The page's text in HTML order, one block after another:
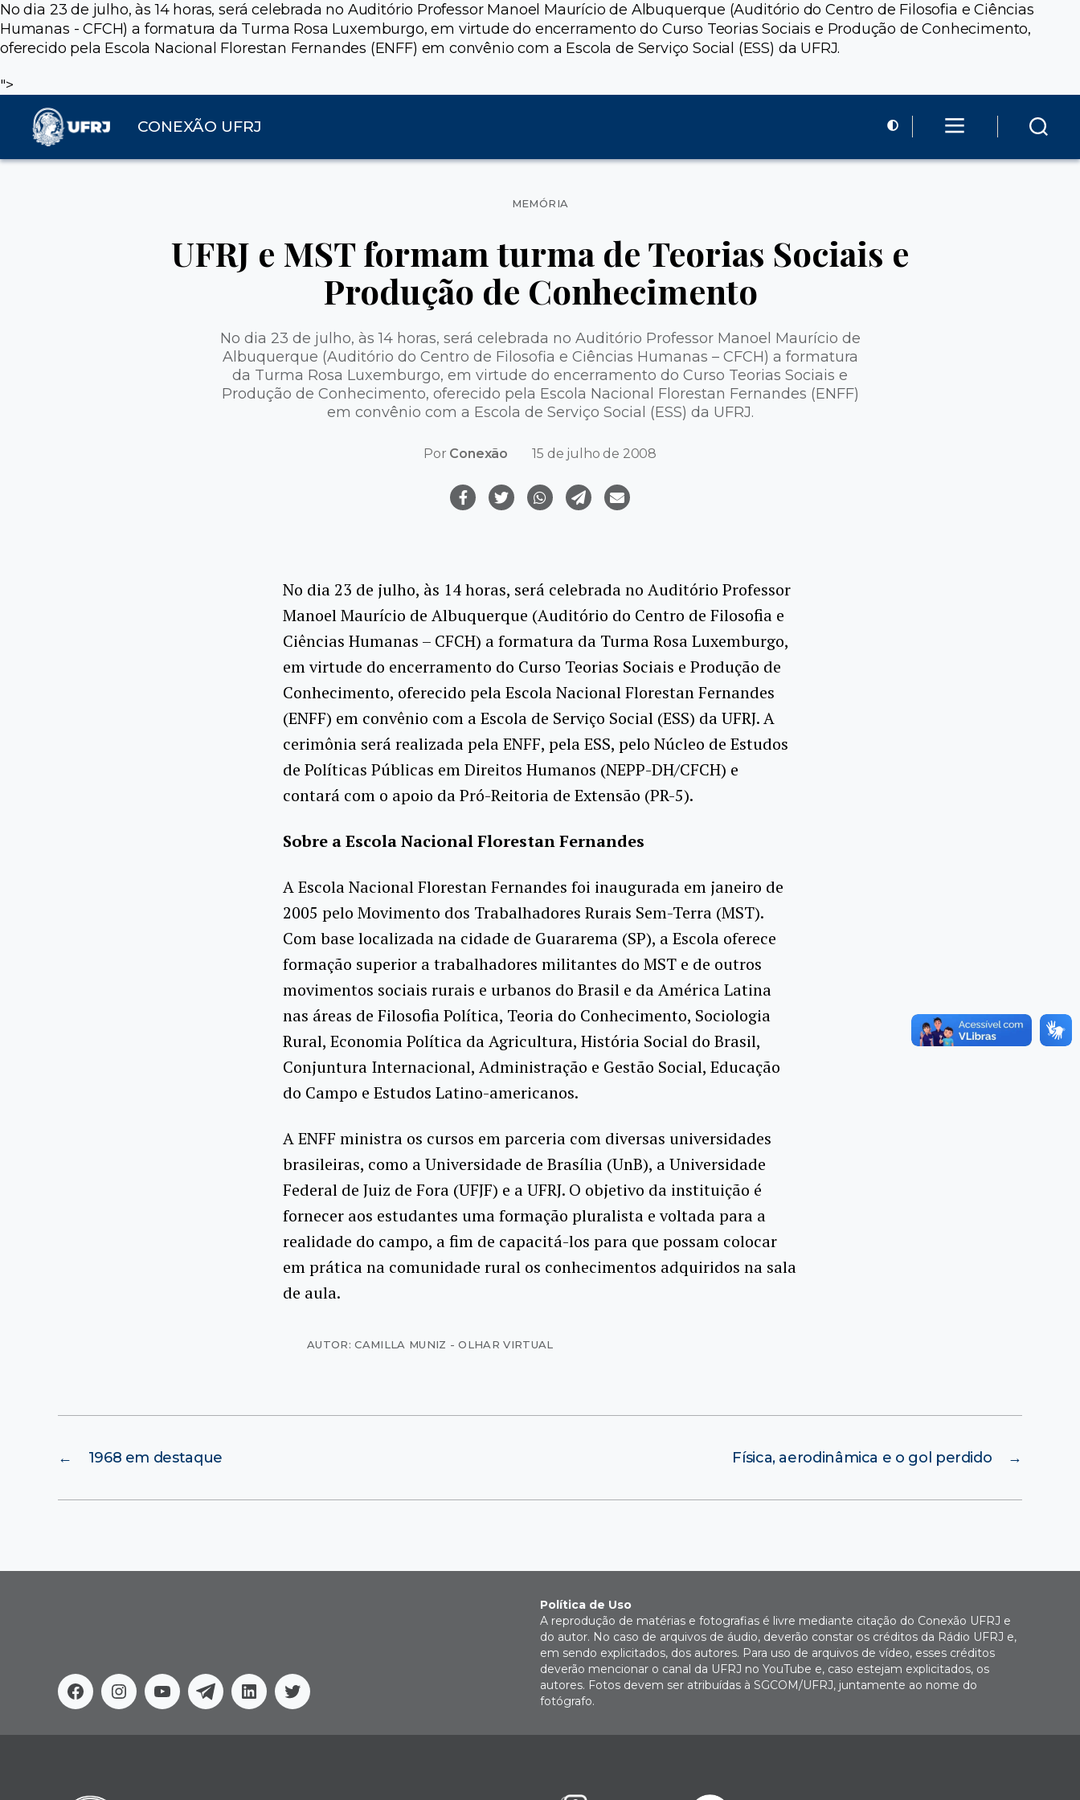
No dia 23 de julho, às 14 horas, será celebrada no Auditório Professor Manoel Maurício de Albuquerque (Auditório do Centro de Filosofia e Ciências
Humanas - CFCH) a formatura da Turma Rosa Luxemburgo, em virtude do encerramento do Curso Teorias Sociais e Produção de Conhecimento,
oferecido pela Escola Nacional Florestan Fernandes (ENFF) em convênio com a Escola de Serviço Social (ESS) da UFRJ.
">
CONEXÃO UFRJ
Categorias
MEMÓRIA
UFRJ e MST formam turma de Teorias Sociais e
Produção de Conhecimento
No dia 23 de julho, às 14 horas, será celebrada no Auditório Professor Manoel Maurício de
Albuquerque (Auditório do Centro de Filosofia e Ciências Humanas – CFCH) a formatura
da Turma Rosa Luxemburgo, em virtude do encerramento do Curso Teorias Sociais e
Produção de Conhecimento, oferecido pela Escola Nacional Florestan Fernandes (ENFF)
em convênio com a Escola de Serviço Social (ESS) da UFRJ.
Por Conexão 15 de julho de 2008
No dia 23 de julho, às 14 horas, será celebrada no Auditório Professor
Manoel Maurício de Albuquerque (Auditório do Centro de Filosofia e
Ciências Humanas – CFCH) a formatura da Turma Rosa Luxemburgo,
em virtude do encerramento do Curso Teorias Sociais e Produção de
Conhecimento, oferecido pela Escola Nacional Florestan Fernandes
(ENFF) em convênio com a Escola de Serviço Social (ESS) da UFRJ. A
cerimônia será realizada pela ENFF, pela ESS, pelo Núcleo de Estudos
de Políticas Públicas em Direitos Humanos (NEPP-DH/CFCH) e
contará com o apoio da Pró-Reitoria de Extensão (PR-5).
Sobre a Escola Nacional Florestan Fernandes
A Escola Nacional Florestan Fernandes foi inaugurada em janeiro de
2005 pelo Movimento dos Trabalhadores Rurais Sem-Terra (MST).
Com base localizada na cidade de Guararema (SP), a Escola oferece
formação superior a trabalhadores militantes do MST e de outros
movimentos sociais rurais e urbanos do Brasil e da América Latina
nas áreas de Filosofia Política, Teoria do Conhecimento, Sociologia
Rural, Economia Política da Agricultura, História Social do Brasil,
Conjuntura Internacional, Administração e Gestão Social, Educação
do Campo e Estudos Latino-americanos.
A ENFF ministra os cursos em parceria com diversas universidades
brasileiras, como a Universidade de Brasília (UnB), a Universidade
Federal de Juiz de Fora (UFJF) e a UFRJ. O objetivo da instituição é
fornecer aos estudantes uma formação pluralista e voltada para a
realidade do campo, a fim de capacitá-los para que possam colocar
em prática na comunidade rural os conhecimentos adquiridos na sala
de aula.
AUTOR: CAMILLA MUNIZ - OLHAR VIRTUAL
← 1968 em destaque →
Física, aerodinâmica e o gol perdido
FacebookInstagram
YoutubeTelegramLinkedinTwitter
Política de Uso
A reprodução de matérias e fotografias é livre mediante citação do Conexão UFRJ e
do autor. No caso de arquivos de áudio, deverão constar os créditos da Rádio UFRJ e,
em sendo explicitados, dos autores. Para uso de arquivos de vídeo, esses créditos
deverão mencionar o canal da UFRJ no YouTube e, caso estejam explicitados, os
autores. Fotos devem ser atribuídas à SGCOM/UFRJ, juntamente ao nome do
fotógrafo.